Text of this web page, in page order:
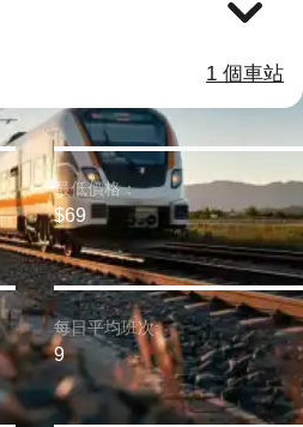
1 個車站
最低價格：
$69
每日平均班次:
9